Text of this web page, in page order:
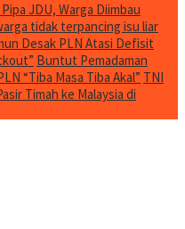
JDU, Warga Diimbau
tidak terpancing isu liar
Desak PLN Atasi Defisit
Buntut Pemadaman
“Tiba Masa Tiba Akal” TNI
Timah ke Malaysia di